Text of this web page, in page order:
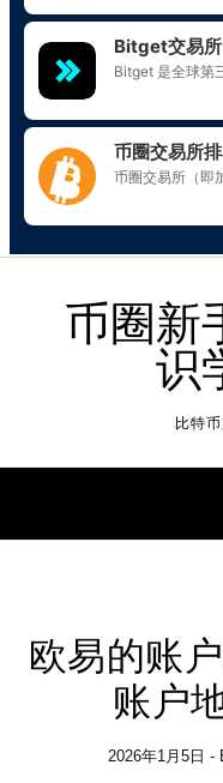
币圈新
识
比特
欧易的账
账户
2026年1月5日 -